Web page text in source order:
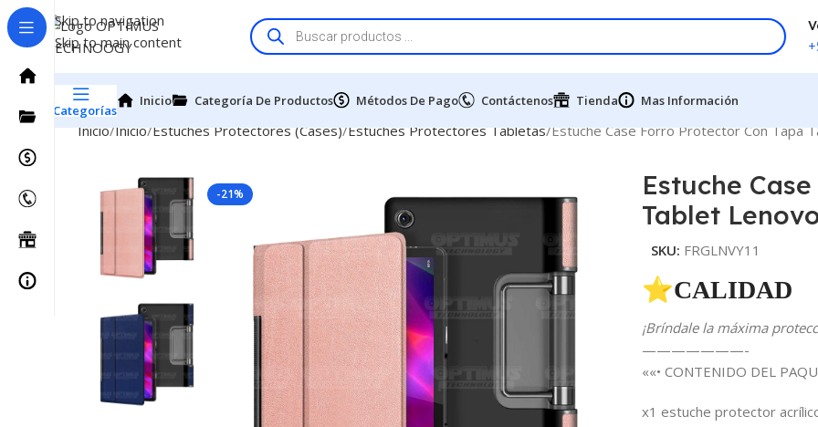
Skip to navigation
Skip to main content
Categorías
Inicio Categoría De Productos Métodos De Pago Contáctenos Tienda Mas Información
Inicio Inicio Estuches Protectores (Cases) Estuches Protectores Tabletas Estuche Case Forro Protector Con Tapa
-21%
Estuche
Tablet
SKU: FRGLNVY11
⭐CALIDAD
¡Bríndale la máxima
———————-
««• CONTENIDO DEL
x1 estuche protector